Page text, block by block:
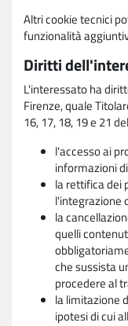
Altri cookie tecnici
funzionalità
Diritti
L'interessato ha
Firenze, quale
16, 17, 18, 19 e 21
l'accesso ai
informazioni
la rettifica dei
l'integrazione
la
quelli
che sussista
procedere al
la limitazione
ipotesi di cui